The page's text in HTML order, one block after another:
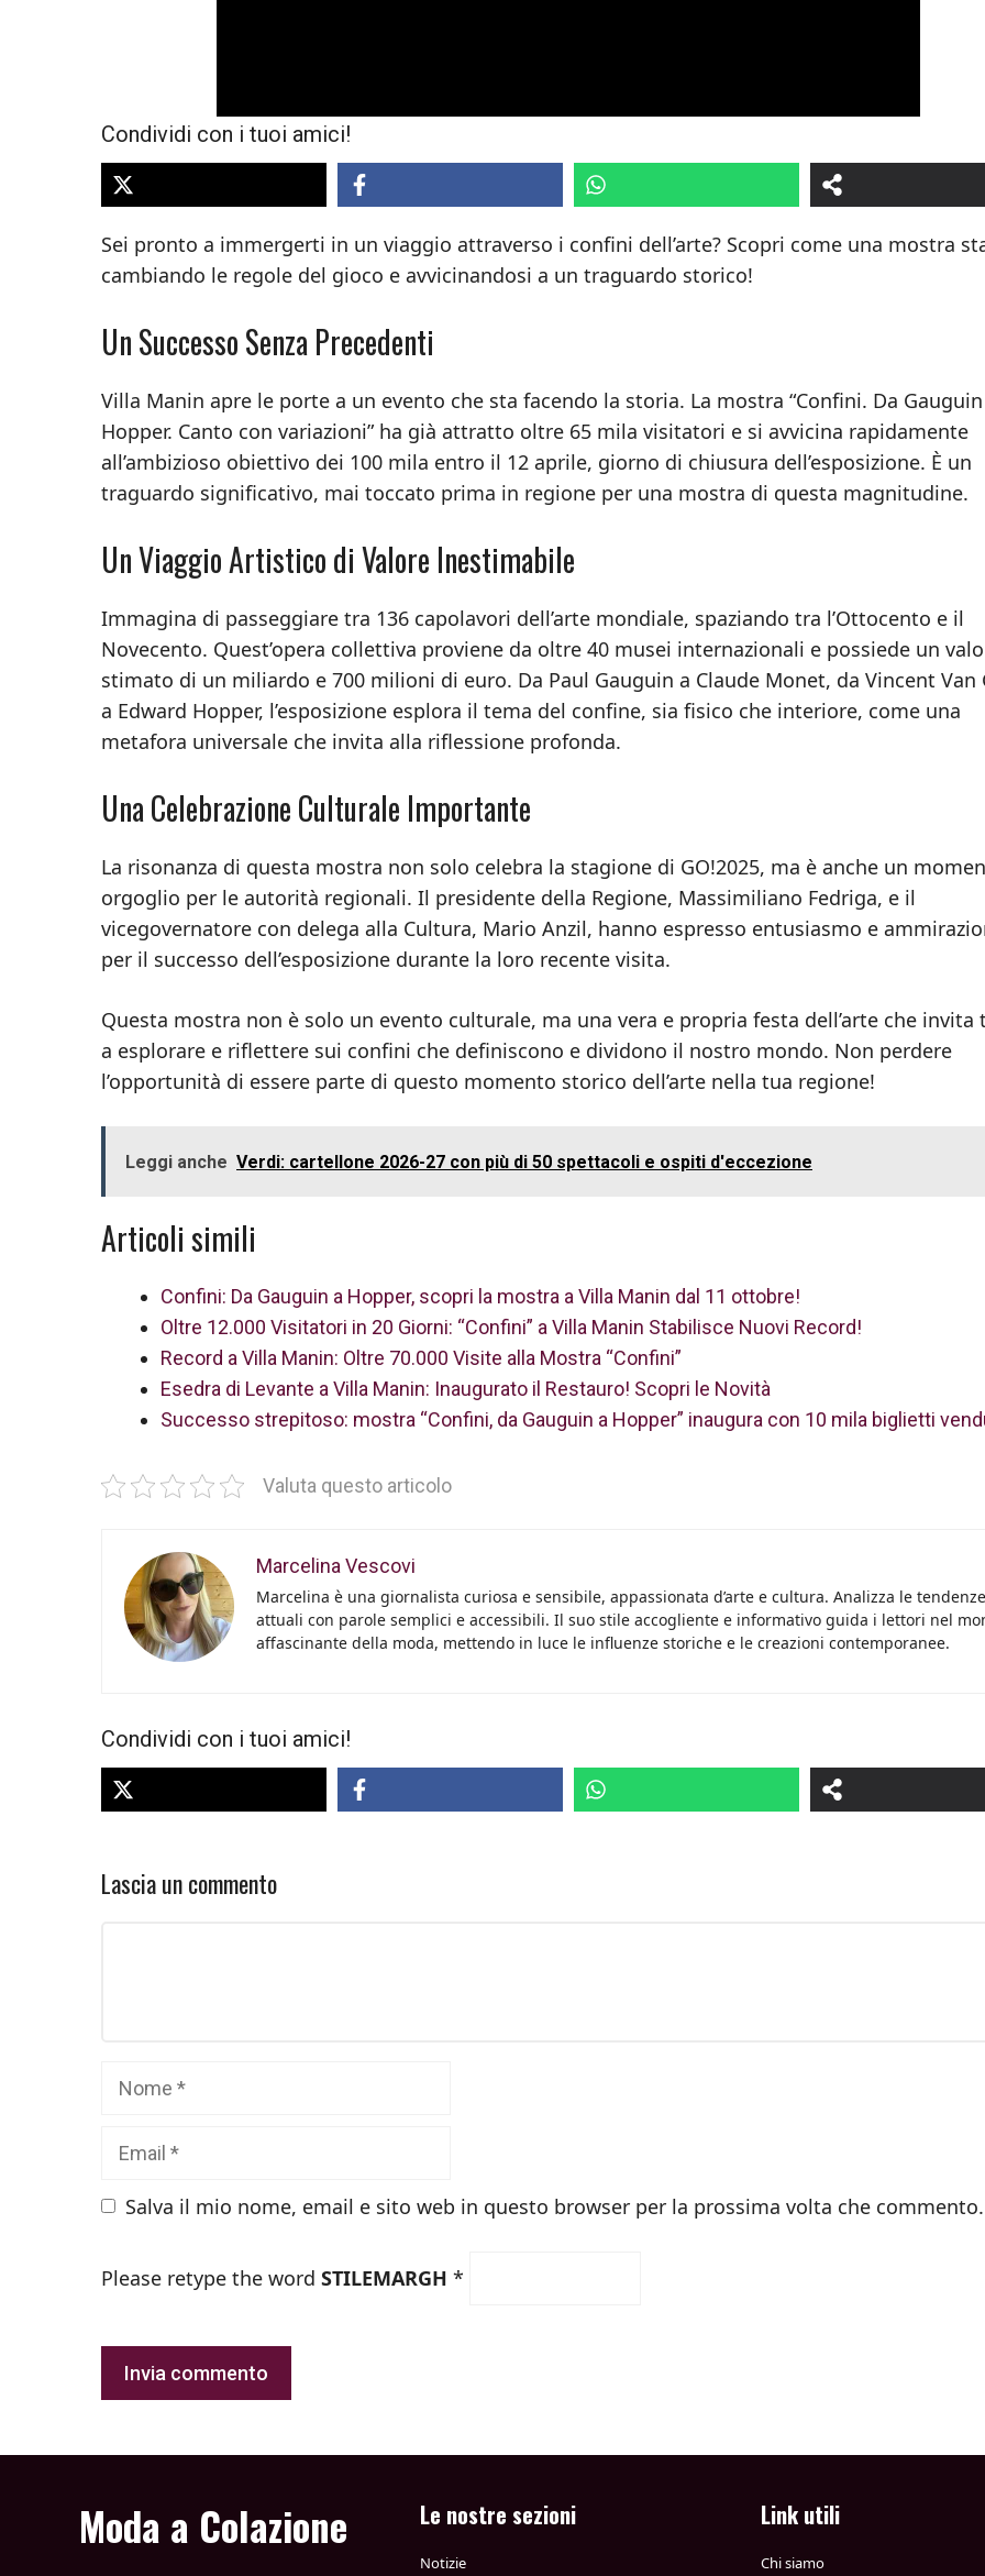
Condividi con i tuoi amici!
Sei pronto a immergerti in un viaggio attraverso i confini dell’arte? Scopri come una mostra
cambiando le regole del gioco e avvicinandosi a un traguardo storico!
Un Successo Senza Precedenti
Villa Manin apre le porte a un evento che sta facendo la storia. La mostra “Confini. Da
Hopper. Canto con variazioni” ha già attratto oltre 65 mila visitatori e si avvicina rapidamente
all’ambizioso obiettivo dei 100 mila entro il 12 aprile, giorno di chiusura dell’esposizione. È un
traguardo significativo, mai toccato prima in regione per una mostra di questa magnitudine.
Un Viaggio Artistico di Valore Inestimabile
Immagina di passeggiare tra 136 capolavori dell’arte mondiale, spaziando tra l’Ottocento e il
Novecento. Quest’opera collettiva proviene da oltre 40 musei internazionali e possiede un
stimato di un miliardo e 700 milioni di euro. Da Paul Gauguin a Claude Monet, da Vincent Van
a Edward Hopper, l’esposizione esplora il tema del confine, sia fisico che interiore, come una
metafora universale che invita alla riflessione profonda.
Una Celebrazione Culturale Importante
La risonanza di questa mostra non solo celebra la stagione di GO!2025, ma è anche un
orgoglio per le autorità regionali. Il presidente della Regione, Massimiliano Fedriga, e il
vicegovernatore con delega alla Cultura, Mario Anzil, hanno espresso entusiasmo e
per il successo dell’esposizione durante la loro recente visita.
Questa mostra non è solo un evento culturale, ma una vera e propria festa dell’arte che
a esplorare e riflettere sui confini che definiscono e dividono il nostro mondo. Non perdere
l’opportunità di essere parte di questo momento storico dell’arte nella tua regione!
Leggi anche Verdi: cartellone 2026-27 con più di 50 spettacoli e ospiti d'eccezione
Articoli simili
Confini: Da Gauguin a Hopper, scopri la mostra a Villa Manin dal 11 ottobre!
Oltre 12.000 Visitatori in 20 Giorni: “Confini” a Villa Manin Stabilisce Nuovi Record!
Record a Villa Manin: Oltre 70.000 Visite alla Mostra “Confini”
Esedra di Levante a Villa Manin: Inaugurato il Restauro! Scopri le Novità
Successo strepitoso: mostra “Confini, da Gauguin a Hopper” inaugura con 10 mila biglietti
Valuta questo articolo
Marcelina Vescovi
Marcelina è una giornalista curiosa e sensibile, appassionata d’arte e cultura. Analizza le tendenze
attuali con parole semplici e accessibili. Il suo stile accogliente e informativo guida i lettori nel
affascinante della moda, mettendo in luce le influenze storiche e le creazioni contemporanee.
Condividi con i tuoi amici!
Lascia un commento
Salva il mio nome, email e sito web in questo browser per la prossima volta che commento.
Please retype the word STILEMARGH *
Moda a Colazione Le nostre sezioni
Notizie
Link utili
Chi siamo